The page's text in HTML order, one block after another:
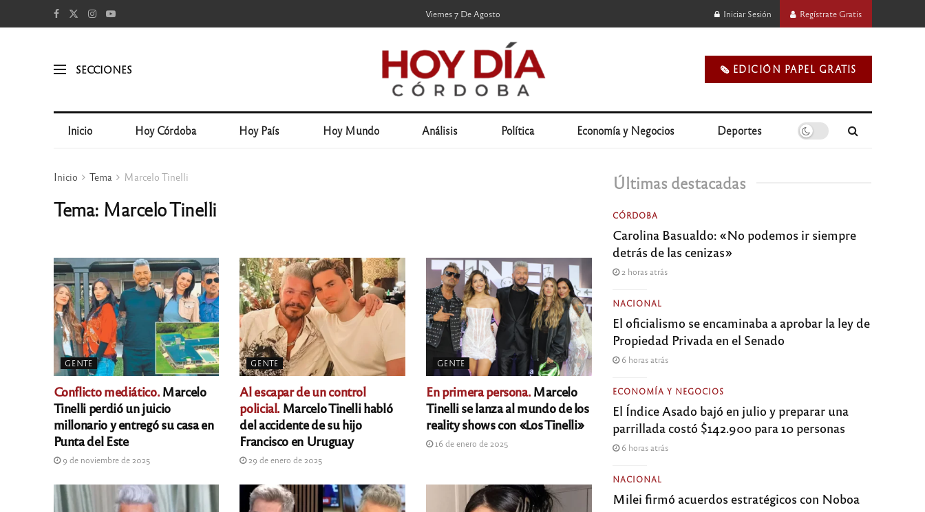
Viernes 7 De Agosto Iniciar Sesión Regístrate Gratis
SECCIONES 🗞️ EDICIÓN PAPEL GRATIS
Inicio Hoy Córdoba Hoy País Hoy Mundo Análisis Política Economía y Negocios Deportes
Inicio Tema Marcelo Tinelli
Tema: Marcelo Tinelli
GENTE
Conflicto mediático.Marcelo
Tinelli perdió un juicio
millonario y entregó su casa en
Punta del Este
9 de noviembre de 2025
GENTE
Al escapar de un control
policial. Marcelo Tinelli habló
del accidente de su hijo
Francisco en Uruguay
29 de enero de 2025
GENTE
En primera persona.Marcelo
Tinelli se lanza al mundo de los
reality shows con «Los Tinelli»
16 de enero de 2025
Últimas destacadas
CÓRDOBA
Carolina Basualdo: «No podemos ir siempre
detrás de las cenizas»
2 horas atrás
NACIONAL
El oficialismo se encaminaba a aprobar la ley de
Propiedad Privada en el Senado
6 horas atrás
ECONOMÍA Y NEGOCIOS
El Índice Asado bajó en julio y preparar una
parrillada costó $142.900 para 10 personas
6 horas atrás
NACIONAL
Milei firmó acuerdos estratégicos con Noboa